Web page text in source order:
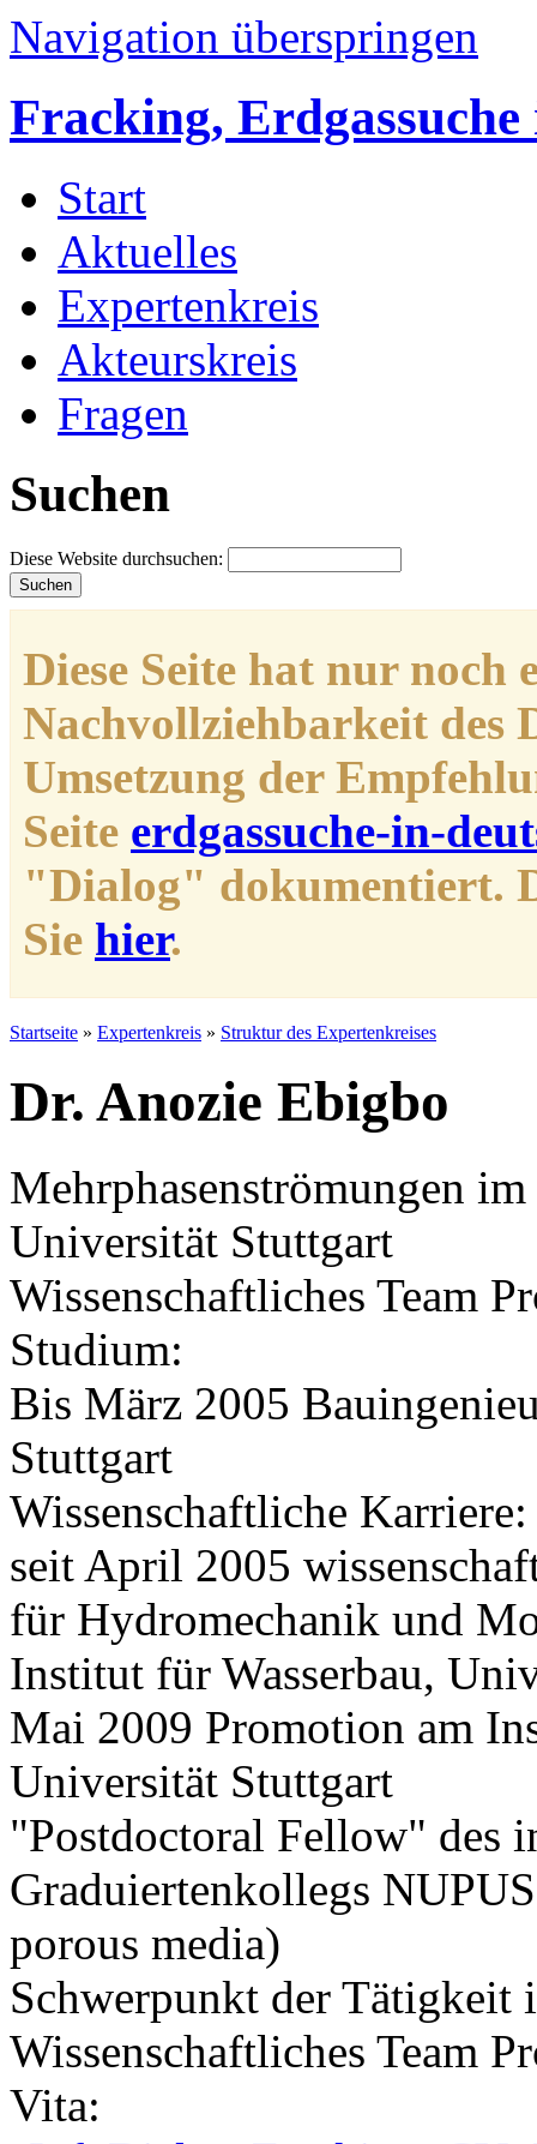
Navigation überspringen
Fracking,
Start
Aktuelles
Expertenkreis
Akteurskreis
Fragen
Suchen
Diese Website durchsuchen:
Diese Seite hat nur
Nachvollziehbarkeit des
Umsetzung der
Seite erdgassuche-in-
"Dialog" dokumentiert.
Sie hier.
Startseite » Expertenkreis » Struktur des Expertenkreises
Dr. Anozie Ebigbo
Mehrphasenströmungen
Universität Stuttgart
Wissenschaftliches Team
Studium:
Bis März 2005
Stuttgart
Wissenschaftliche
seit April 2005
für Hydromechanik und
Institut für Wasserbau,
Mai 2009 Promotion am
Universität Stuttgart
"Postdoctoral Fellow" des
Graduiertenkollegs
porous media)
Schwerpunkt der
Wissenschaftliches Team
Vita: